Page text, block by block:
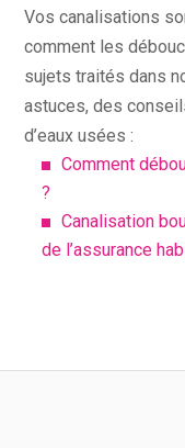
Vos canalisations
comment les
sujets traités dans
astuces, des
d’eaux usées :
Comment
?
Canalisation
de l’assurance